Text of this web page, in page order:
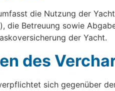
die Nutzung der
die Betreuung sowie
der Yacht.
des
sich gegenüber